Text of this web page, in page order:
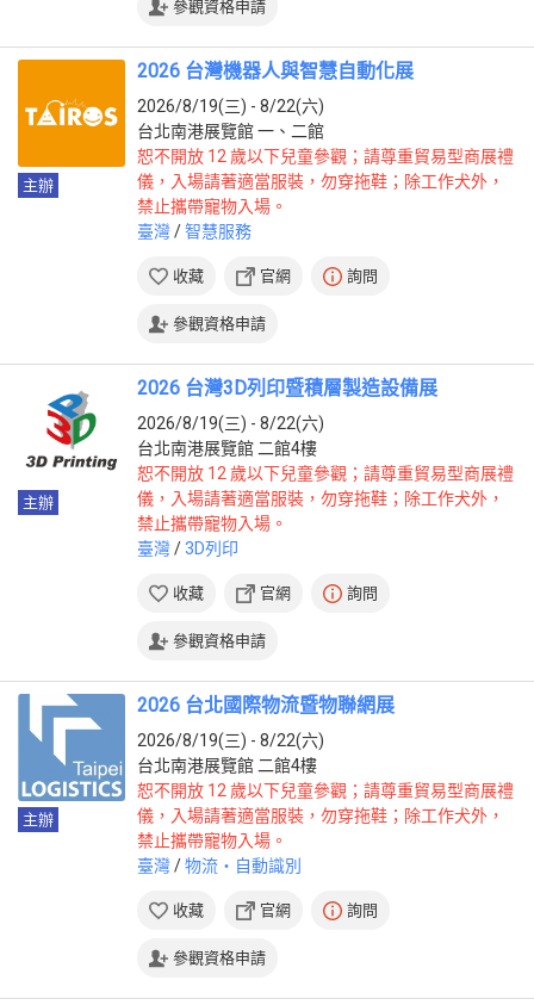
參觀資格申請
主辦
2026 台灣機器人與智慧自動化展
2026/8/19(三) - 8/22(六)
台北南港展覽館 一、二館
恕不開放 12 歲以下兒童參觀；請尊重貿易型商展禮
儀，入場請著適當服裝，勿穿拖鞋；除工作犬外，
禁止攜帶寵物入場。
臺灣/智慧服務
收藏 官網 詢問
參觀資格申請
主辦
2026 台灣3D列印暨積層製造設備展
2026/8/19(三) - 8/22(六)
台北南港展覽館 二館4樓
恕不開放 12 歲以下兒童參觀；請尊重貿易型商展禮
儀，入場請著適當服裝，勿穿拖鞋；除工作犬外，
禁止攜帶寵物入場。
臺灣/3D列印
收藏 官網 詢問
參觀資格申請
主辦
2026 台北國際物流暨物聯網展
2026/8/19(三) - 8/22(六)
台北南港展覽館 二館4樓
恕不開放 12 歲以下兒童參觀；請尊重貿易型商展禮
儀，入場請著適當服裝，勿穿拖鞋；除工作犬外，
禁止攜帶寵物入場。
臺灣/物流‧自動識別
收藏 官網 詢問
參觀資格申請